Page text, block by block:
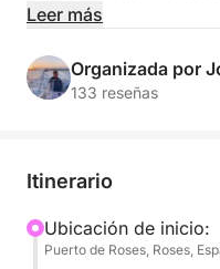
naturaleza: agreste,
Esta experiencia de
se personaliza
que pueda adaptar la
preferencias.
Leer más
Organizada por
133 reseñas
Itinerario
Ubicación de inicio:
Puerto de Roses, Roses,